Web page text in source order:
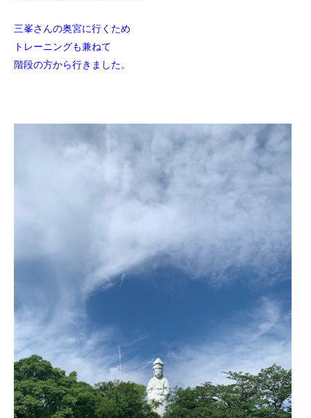
三峯さんの奥宮に行くため
トレーニングも兼ねて
階段の方から行きました。